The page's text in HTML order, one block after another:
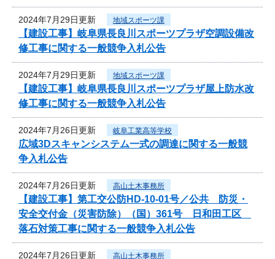
2024年7月29日更新 地域スポーツ課
【建設工事】岐阜県長良川スポーツプラザ空調設備改
修工事に関する一般競争入札公告
2024年7月29日更新 地域スポーツ課
【建設工事】岐阜県長良川スポーツプラザ屋上防水改
修工事に関する一般競争入札公告
2024年7月26日更新 岐阜工業高等学校
広域3Dスキャンシステム一式の調達に関する一般競
争入札公告
2024年7月26日更新 高山土木事務所
【建設工事】第工交公防HD-10-01号／公共 防災・
安全交付金（災害防除）（国）361号 日和田工区
落石対策工事に関する一般競争入札公告
2024年7月26日更新 高山土木事務所